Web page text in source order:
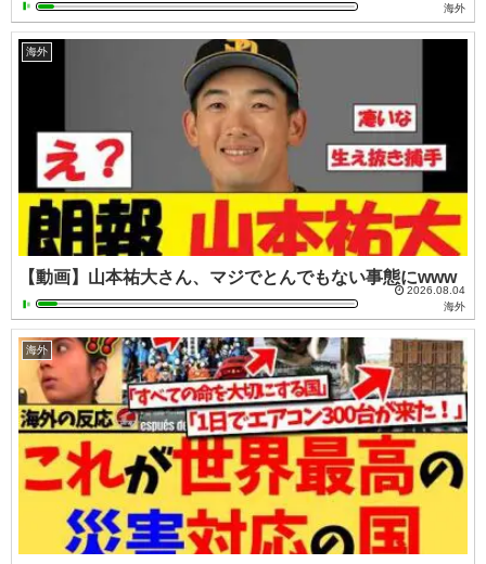
海外
海外
【動画】山本祐大さん、マジでとんでもない事態にwww
2026.08.04
海外
海外